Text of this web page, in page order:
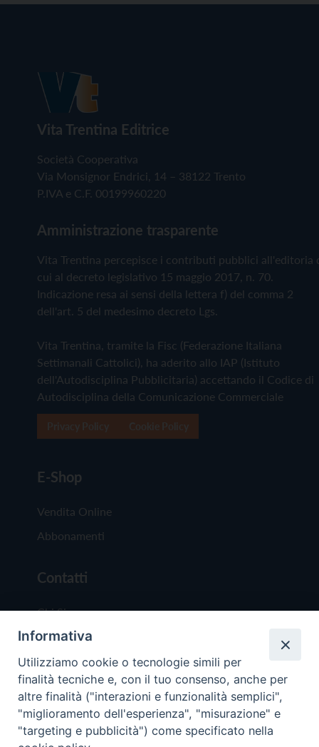
Vita Trentina Editrice
Società Cooperativa
Via Monsignor Endrici, 14 – 38122 Trento
P.IVA e C.F. 00199960220
Amministrazione trasparente
Vita Trentina percepisce i contributi pubblici all'editoria
cui al decreto legislativo 15 maggio 2017, n. 70.
Indicazione resa ai sensi della lettera f) del comma 2
dell'art. 5 del medesimo decreto Lgs.
Vita Trentina, tramite la Fisc (Federazione Italiana
Settimanali Cattolici), ha aderito allo IAP (Istituto
dell'Autodisciplina Pubblicitaria) accettando il Codice di
Autodisciplina della Comunicazione Commerciale
E-Shop
Vendita Online
Abbonamenti
Contatti
Chi Siamo
Redazione
Scrivici
Informativa
Utilizziamo cookie o tecnologie simili per
finalità tecniche e, con il tuo consenso, anche per
altre finalità ("interazioni e funzionalità semplici",
"miglioramento dell'esperienza", "misurazione" e
"targeting e pubblicità") come specificato nella